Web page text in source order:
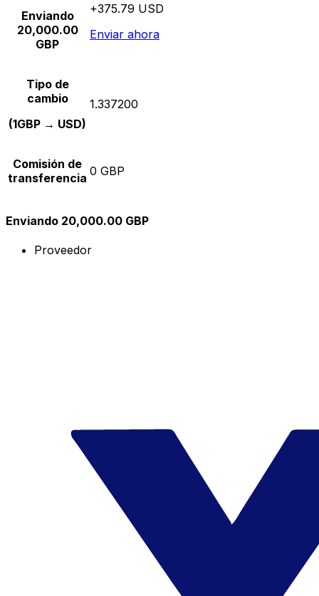
Enviando
20,000.00
GBP
+375.79 USD
Enviar ahora
Tipo de
cambio
(1GBP → USD)
1.337200
Comisión de
transferencia 0 GBP
Enviando 20,000.00 GBP
Proveedor